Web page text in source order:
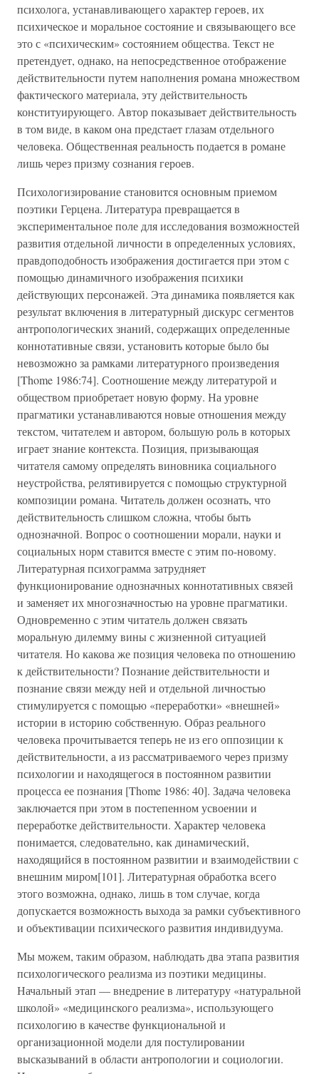
психолога, устанавливающего характер героев, их
психическое и моральное состояние и связывающего все
это с «психическим» состоянием общества. Текст не
претендует, однако, на непосредственное отображение
действительности путем наполнения романа множеством
фактического материала, эту действительность
конституирующего. Автор показывает действительность
в том виде, в каком она предстает глазам отдельного
человека. Общественная реальность подается в романе
лишь через призму сознания героев.
Психологизирование становится основным приемом
поэтики Герцена. Литература превращается в
экспериментальное поле для исследования возможностей
развития отдельной личности в определенных условиях,
правдоподобность изображения достигается при этом с
помощью динамичного изображения психики
действующих персонажей. Эта динамика появляется как
результат включения в литературный дискурс сегментов
антропологических знаний, содержащих определенные
коннотативные связи, установить которые было бы
невозможно за рамками литературного произведения
[Thome 1986:74]. Соотношение между литературой и
обществом приобретает новую форму. На уровне
прагматики устанавливаются новые отношения между
текстом, читателем и автором, большую роль в которых
играет знание контекста. Позиция, призывающая
читателя самому определять виновника социального
неустройства, релятивируется с помощью структурной
композиции романа. Читатель должен осознать, что
действительность слишком сложна, чтобы быть
однозначной. Вопрос о соотношении морали, науки и
социальных норм ставится вместе с этим по-новому.
Литературная психограмма затрудняет
функционирование однозначных коннотативных связей
и заменяет их многозначностью на уровне прагматики.
Одновременно с этим читатель должен связать
моральную дилемму вины с жизненной ситуацией
читателя. Но какова же позиция человека по отношению
к действительности? Познание действительности и
познание связи между ней и отдельной личностью
стимулируется с помощью «переработки» «внешней»
истории в историю собственную. Образ реального
человека прочитывается теперь не из его оппозиции к
действительности, а из рассматриваемого через призму
психологии и находящегося в постоянном развитии
процесса ее познания [Thome 1986: 40]. Задача человека
заключается при этом в постепенном усвоении и
переработке действительности. Характер человека
понимается, следовательно, как динамический,
находящийся в постоянном развитии и взаимодействии с
внешним миром[101]. Литературная обработка всего
этого возможна, однако, лишь в том случае, когда
допускается возможность выхода за рамки субъективного
и объективации психического развития индивидуума.
Мы можем, таким образом, наблюдать два этапа развития
психологического реализма из поэтики медицины.
Начальный этап — внедрение в литературу «натуральной
школой» «медицинского реализма», использующего
психологию в качестве функциональной и
организационной модели для постулировании
высказываний в области антропологии и социологии.